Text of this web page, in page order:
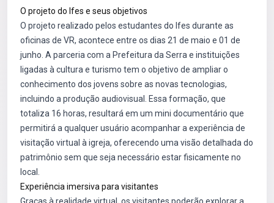
O projeto do Ifes e seus objetivos
O projeto realizado pelos estudantes do Ifes durante as
oficinas de VR, acontece entre os dias 21 de maio e 01 de
junho. A parceria com a Prefeitura da Serra e instituições
ligadas à cultura e turismo tem o objetivo de ampliar o
conhecimento dos jovens sobre as novas tecnologias,
incluindo a produção audiovisual. Essa formação, que
totaliza 16 horas, resultará em um mini documentário que
permitirá a qualquer usuário acompanhar a experiência de
visitação virtual à igreja, oferecendo uma visão detalhada do
patrimônio sem que seja necessário estar fisicamente no
local.
Experiência imersiva para visitantes